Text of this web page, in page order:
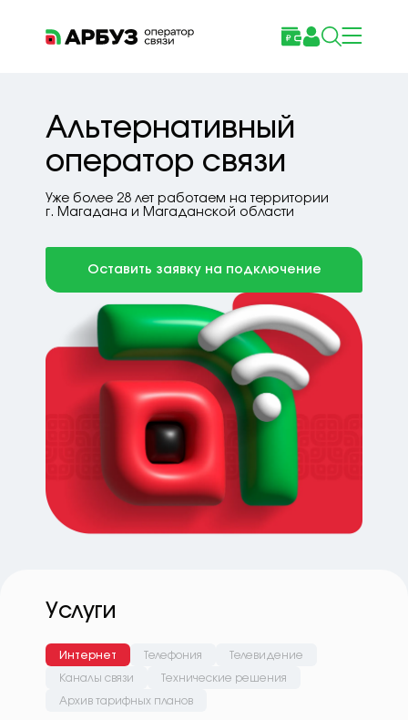
Альтернативный
оператор связи
Уже более 28 лет работаем на территории
г. Магадана и Магаданской области
Оставить заявку на подключение
Услуги
Интернет Телефония
Телевидение
Каналы связи
Технические решения
Архив тарифных планов